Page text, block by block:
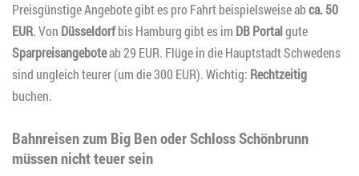
Preisgünstige Angebote gibt es pro Fahrt beispielsweise abca. 50
EUR. Von Düsseldorfbis Hamburg gibt es im DB Portalgute
Sparpreisangeboteab 29 EUR. Flüge in die Hauptstadt Schwedens
sind ungleich teurer (um die 300 EUR). Wichtig: Rechtzeitig
buchen.
Bahnreisen zum Big Ben oder Schloss Schönbrunn
müssen nicht teuer sein